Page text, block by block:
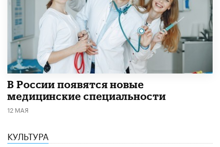
В России появятся новые
медицинские специальности
12 МАЯ
КУЛЬТУРА